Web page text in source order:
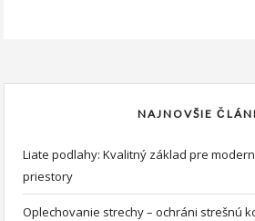
NAJNOVŠIE
Liate podlahy: Kvalitný základ pre
priestory
Oplechovanie strechy – ochráni strešnú